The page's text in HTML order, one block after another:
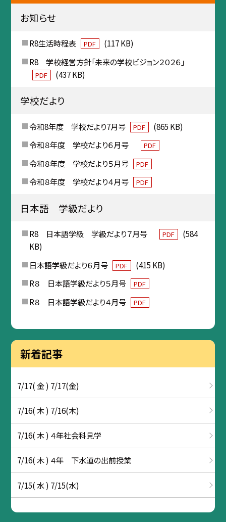
お知らせ
R8生活時程表 PDF
(117 KB)
R8 学校経営方針「未来の学校ビジョン２０２６」
PDF (437 KB)
学校だより
令和8年度 学校だより7月号 PDF
(865 KB)
令和８年度 学校だより６月号
PDF
令和８年度 学校だより５月号 PDF
令和８年度 学校だより４月号 PDF
日本語 学級だより
R8 日本語学級 学級だより７月号 PDF
(584
KB)
日本語学級だより６月号
PDF
(415 KB)
R８ 日本語学級だより５月号
PDF
R８ 日本語学級だより４月号 PDF
新着記事
7/17( 金 ) 7/17(金)
7/16( 木 ) 7/16(木)
7/16( 木 ) ４年社会科見学
7/16( 木 ) ４年 下水道の出前授業
7/15( 水 ) 7/15(水)